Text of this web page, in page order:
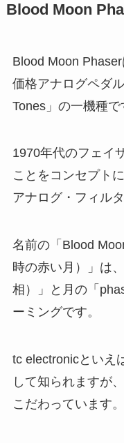
Blood Moon
Blood Moon
価格アナログペダ
Tones」の一機種で
1970年代のフェイ
ことをコンセプト
アナログ・フィル
名前の「Blood
時の赤い月）」は
相）」と月の「
ーミングです。
tc electronicといえ
して知られますが
こだわっています。